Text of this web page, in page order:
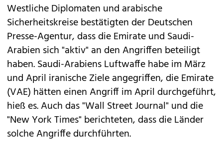
Westliche Diplomaten und arabische
Sicherheitskreise bestätigten der Deutschen
Presse-Agentur, dass die Emirate und Saudi-
Arabien sich "aktiv" an den Angriffen beteiligt
haben. Saudi-Arabiens Luftwaffe habe im März
und April iranische Ziele angegriffen, die Emirate
(VAE) hätten einen Angriff im April durchgeführt,
hieß es. Auch das "Wall Street Journal" und die
"New York Times" berichteten, dass die Länder
solche Angriffe durchführten.